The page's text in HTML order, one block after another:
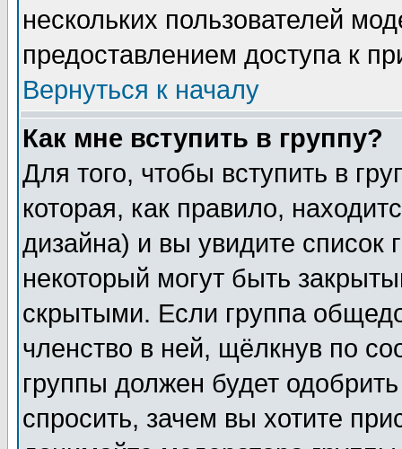
нескольких пользователей
предоставлением доступа к
Вернуться к началу
Как мне вступить в группу?
Для того, чтобы вступить в
которая, как правило,
дизайна) и вы увидите список
некоторый могут быть
скрытыми. Если группа
членство в ней, щёлкнув по
группы должен будет
спросить, зачем вы хотите